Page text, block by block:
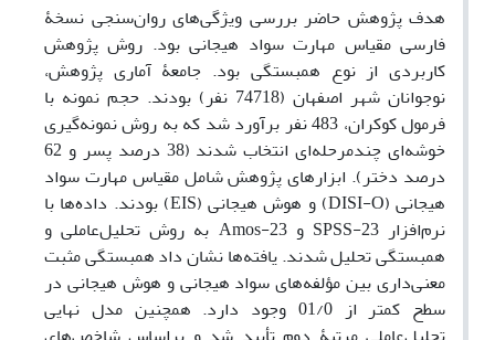
هدف پژوهش حاضر بررسی ویژگی‌های روان‌سنجی نسخۀ
فارسی مقیاس مهارت سواد هیجانی بود. روش پژوهش
کاربردی از نوع همبستگی بود. جامعۀ آماری پژوهش،
نوجوانان شهر اصفهان (74718 نفر) بودند. حجم نمونه با
فرمول کوکران، 483 نفر برآورد شد که به روش نمونه‌گیری
خوشه‌ای چندمرحله‌ای انتخاب شدند (38 درصد پسر و 62
درصد دختر). ابزارهای پژوهش شامل مقیاس مهارت سواد
هیجانی (DISI-O) و هوش هیجانی (EIS) بودند. داده‌ها با
نرم‌افزار SPSS-23 و Amos-23 به روش تحلیل‌عاملی و
همبستگی تحلیل شدند. یافته‌ها نشان داد همبستگی مثبت
معنی‌داری بین مؤلفه‌های سواد هیجانی و هوش هیجانی در
سطح کمتر از 01/0 وجود دارد. همچنین مدل نهایی